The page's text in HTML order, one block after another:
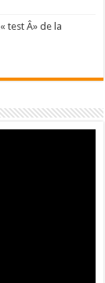
test Â» de la